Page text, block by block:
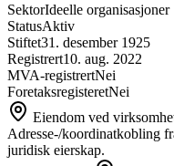
SektorIdeelle organisasjoner
StatusAktiv
Stiftet31. desember 1925
Registrert10. aug. 2022
MVA-registrertNei
ForetaksregisteretNei
Eiendom ved
Adresse-/koordinatkobling
juridisk eierskap.